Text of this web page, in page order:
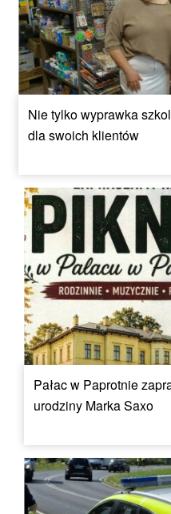
Nie tylko wyprawka
dla swoich klientów
Pałac w Paprotnie
urodziny Marka Saxo